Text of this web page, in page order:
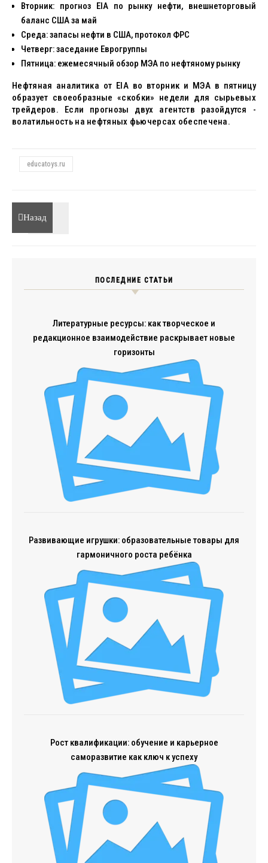
Вторник: прогноз EIA по рынку нефти, внешнеторговый
баланс США за май
Среда: запасы нефти в США, протокол ФРС
Четверг: заседание Еврогруппы
Пятница: ежемесячный обзор МЭА по нефтяному рынку
Нефтяная аналитика от EIA во вторник и МЭА в пятницу
образует своеобразные «скобки» недели для сырьевых
трейдеров. Если прогнозы двух агентств разойдутся -
волатильность на нефтяных фьючерсах обеспечена.
educatoys.ru
Назад
ПОСЛЕДНИЕ СТАТЬИ
Литературные ресурсы: как творческое и
редакционное взаимодействие раскрывает новые
горизонты
Развивающие игрушки: образовательные товары для
гармоничного роста ребёнка
Рост квалификации: обучение и карьерное
саморазвитие как ключ к успеху